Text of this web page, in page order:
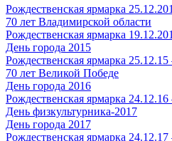
Рождественская ярмарка
70 лет Владимирской области
Рождественская ярмарка
День города 2015
Рождественская ярмарка
70 лет Великой Победе
День города 2016
Рождественская ярмарка
День физкультурника-2017
День города 2017
Рождественская ярмарка